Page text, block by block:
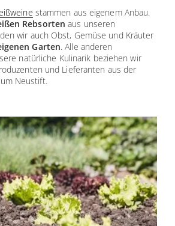
stammen aus eigenem Anbau.
Rebsorten aus unseren
wir auch Obst, Gemüse und Kräuter
Garten. Alle anderen
natürliche Kulinarik beziehen wir
und Lieferanten aus der
um Neustift.